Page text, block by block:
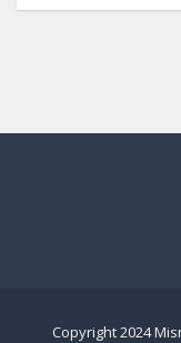
Copyright 2024